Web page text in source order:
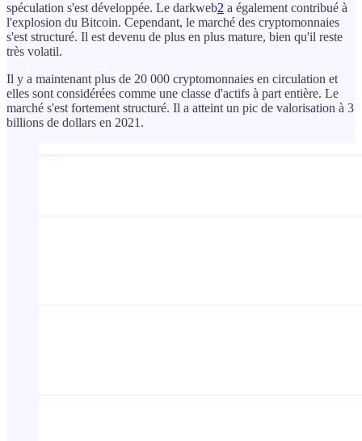
spéculation s'est développée. Le darkweb2 a également contribué à
l'explosion du Bitcoin. Cependant, le marché des cryptomonnaies
s'est structuré. Il est devenu de plus en plus mature, bien qu'il reste
très volatil.
Il y a maintenant plus de 20 000 cryptomonnaies en circulation et
elles sont considérées comme une classe d'actifs à part entière. Le
marché s'est fortement structuré. Il a atteint un pic de valorisation à 3
billions de dollars en 2021.